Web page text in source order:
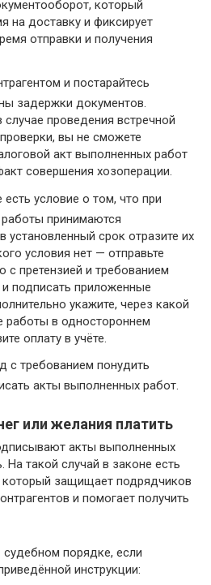
который
на доставку и фиксирует
отправки и получения
и постарайтесь
задержки документов.
проведения встречной
вы не сможете
акт выполненных работ
совершения хозоперации.
условие о том, что при
работы принимаются
установленный срок отразите их
условия нет — отправьте
с претензией и требованием
подписать приложенные
укажите, через какой
работы в одностороннем
оплату в учёте.
с требованием понудить
акты выполненных работ.
или желания платить
акты выполненных
На такой случай в законе есть
защищает подрядчиков
и помогает получить
порядке, если
инструкции: